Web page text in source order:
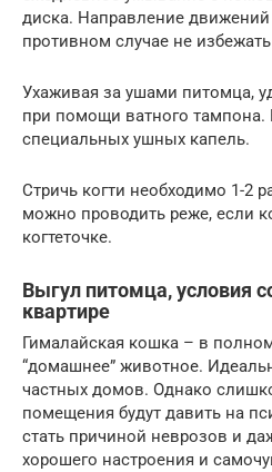
диска. Направление движений
противном случае не
Ухаживая за ушами питомца,
при помощи ватного
специальных ушных капель.
Стричь когти необходимо 1-2
можно проводить реже, если
когтеточке.
Выгул питомца, условия
квартире
Гималайская кошка – в
“домашнее” животное.
частных домов. Однако
помещения будут давить на
стать причиной неврозов и
хорошего настроения и